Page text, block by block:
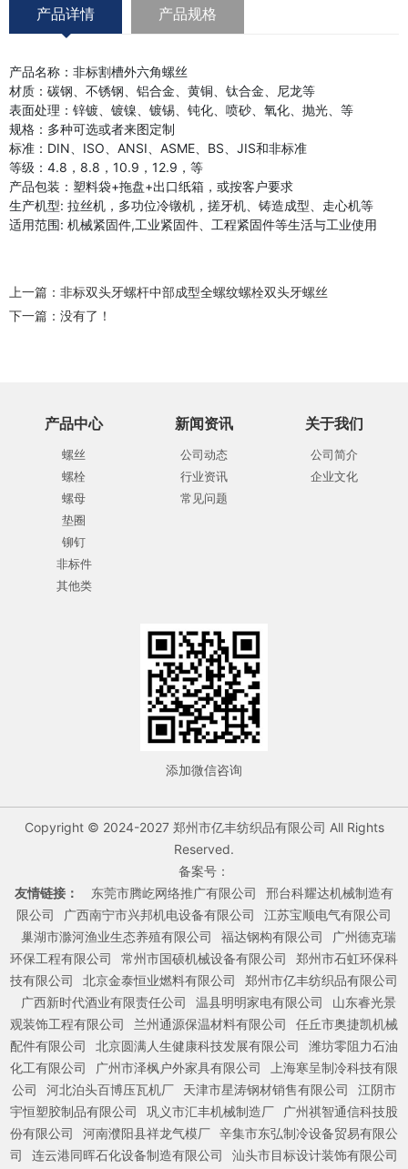
产品详情 产品规格
产品名称：非标割槽外六角螺丝
材质：碳钢、不锈钢、铝合金、黄铜、钛合金、尼龙等
表面处理：锌镀、镀镍、镀锡、钝化、喷砂、氧化、抛光、等
规格：多种可选或者来图定制
标准：DIN、ISO、ANSI、ASME、BS、JIS和非标准
等级：4.8，8.8，10.9，12.9，等
产品包装：塑料袋+拖盘+出口纸箱，或按客户要求
生产机型: 拉丝机，多功位冷镦机，搓牙机、铸造成型、走心机等
适用范围: 机械紧固件,工业紧固件、工程紧固件等生活与工业使用
上一篇： 非标双头牙螺杆中部成型全螺纹螺栓双头牙螺丝
下一篇：没有了！
产品中心
螺丝
螺栓
螺母
垫圈
铆钉
非标件
其他类
新闻资讯
公司动态
行业资讯
常见问题
关于我们
公司简介
企业文化
添加微信咨询
Copyright © 2024-2027 郑州市亿丰纺织品有限公司 All Rights
Reserved.
备案号：
友情链接：
东莞市腾屹网络推广有限公司
邢台科耀达机械制造有
限公司
广西南宁市兴邦机电设备有限公司
江苏宝顺电气有限公司
巢湖市滁河渔业生态养殖有限公司
福达钢构有限公司
广州德克瑞
环保工程有限公司
常州市国硕机械设备有限公司
郑州市石虹环保科
技有限公司
北京金泰恒业燃料有限公司
郑州市亿丰纺织品有限公司
广西新时代酒业有限责任公司
温县明明家电有限公司
山东睿光景
观装饰工程有限公司
兰州通源保温材料有限公司
任丘市奥捷凯机械
配件有限公司
北京圆满人生健康科技发展有限公司
潍坊零阻力石油
化工有限公司
广州市泽枫户外家具有限公司
上海寒呈制冷科技有限
公司
河北泊头百博压瓦机厂 天津市星涛钢材销售有限公司
江阴市
宇恒塑胶制品有限公司
巩义市汇丰机械制造厂
广州祺智通信科技股
份有限公司
河南濮阳县祥龙气模厂 辛集市东弘制冷设备贸易有限公
司
连云港同晖石化设备制造有限公司
汕头市目标设计装饰有限公司